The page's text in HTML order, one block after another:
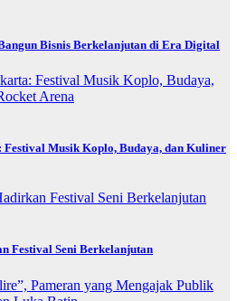
Bisnis Berkelanjutan di Era Digital
Festival Musik Koplo, Budaya, dan Kuliner
Festival Seni Berkelanjutan